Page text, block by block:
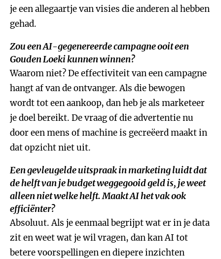
je een allegaartje van visies die anderen al hebben
gehad.
Zou een AI-gegenereerde campagne ooit een
Gouden Loeki kunnen winnen?
Waarom niet? De effectiviteit van een campagne
hangt af van de ontvanger. Als die bewogen
wordt tot een aankoop, dan heb je als marketeer
je doel bereikt. De vraag of die advertentie nu
door een mens of machine is gecreëerd maakt in
dat opzicht niet uit.
Een gevleugelde uitspraak in marketing luidt dat
de helft van je budget weggegooid geld is, je weet
alleen niet welke helft. Maakt AI het vak ook
efficiënter?
Absoluut. Als je eenmaal begrijpt wat er in je data
zit en weet wat je wil vragen, dan kan AI tot
betere voorspellingen en diepere inzichten